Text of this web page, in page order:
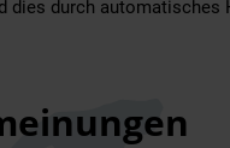
durch automatisches